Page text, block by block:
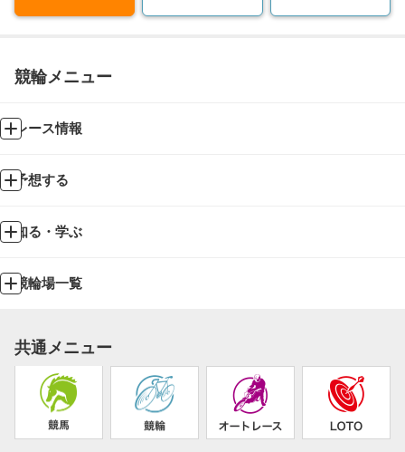
競輪メニュー
レース情報
予想する
知る・学ぶ
競輪場一覧
共通メニュー